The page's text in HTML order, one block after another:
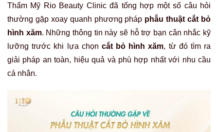
Thẩm Mỹ Rio Beauty Clinic đã tổng hợp một số câu hỏi
thường gặp xoay quanh phương pháp phẫu thuật cắt bỏ
hình xăm. Những thông tin này sẽ hỗ trợ bạn cân nhắc kỹ
lưỡng trước khi lựa chọn cắt bỏ hình xăm, từ đó tìm ra
giải pháp an toàn, hiệu quả và phù hợp nhất với nhu cầu
cá nhân.